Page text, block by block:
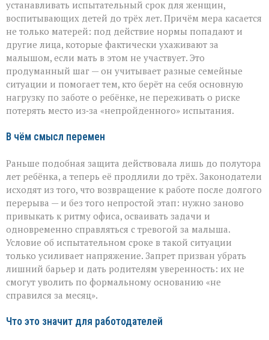
устанавливать испытательный срок для женщин,
воспитывающих детей до трёх лет. Причём мера касается
не только матерей: под действие нормы попадают и
другие лица, которые фактически ухаживают за
малышом, если мать в этом не участвует. Это
продуманный шаг — он учитывает разные семейные
ситуации и помогает тем, кто берёт на себя основную
нагрузку по заботе о ребёнке, не переживать о риске
потерять место из‑за «непройденного» испытания.
В чём смысл перемен
Раньше подобная защита действовала лишь до полутора
лет ребёнка, а теперь её продлили до трёх. Законодатели
исходят из того, что возвращение к работе после долгого
перерыва — и без того непростой этап: нужно заново
привыкать к ритму офиса, осваивать задачи и
одновременно справляться с тревогой за малыша.
Условие об испытательном сроке в такой ситуации
только усиливает напряжение. Запрет призван убрать
лишний барьер и дать родителям уверенность: их не
смогут уволить по формальному основанию «не
справился за месяц».
Что это значит для работодателей